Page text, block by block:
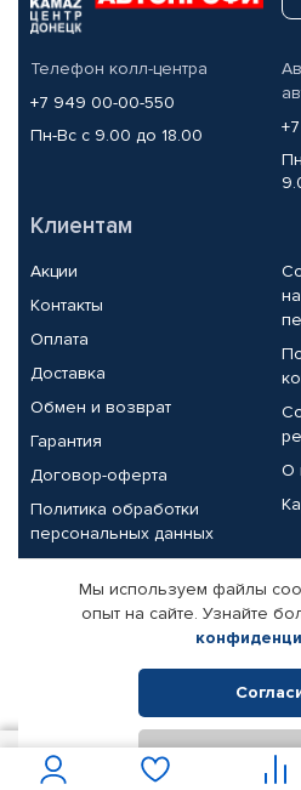
Телефон колл-центра
+7 949 00-00-550
Пн-Вс с 9.00 до 18.00
Клиентам
Акции
Контакты
Оплата
Доставка
Обмен и возврат
Гарантия
Договор-оферта
Политика обработки
персональных данных
О
Партнерам
Корпоративным клиентам
Поставщикам
© КАМАЗ ЦЕНТР ДОНЕЦК, 2015-2026.
Интернет-магазин автомобильных
Мы используем файлы
опыт на сайте. Узнайте